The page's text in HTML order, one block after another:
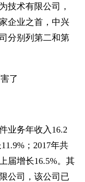
技术有限公司，
企业之首，中兴
分别列第二和第
业务年收入16.2
；2017年共
届增长16.5%。其
公司，该公司已